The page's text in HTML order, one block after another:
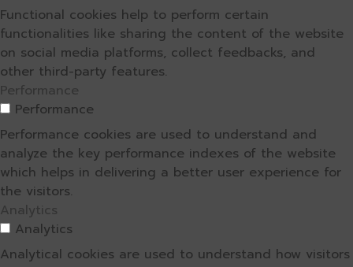
Functional cookies help to perform certain
functionalities like sharing the content of the website
on social media platforms, collect feedbacks, and
other third-party features.
Performance
Performance
Performance cookies are used to understand and
analyze the key performance indexes of the website
which helps in delivering a better user experience for
the visitors.
Analytics
Analytics
Analytical cookies are used to understand how visitors